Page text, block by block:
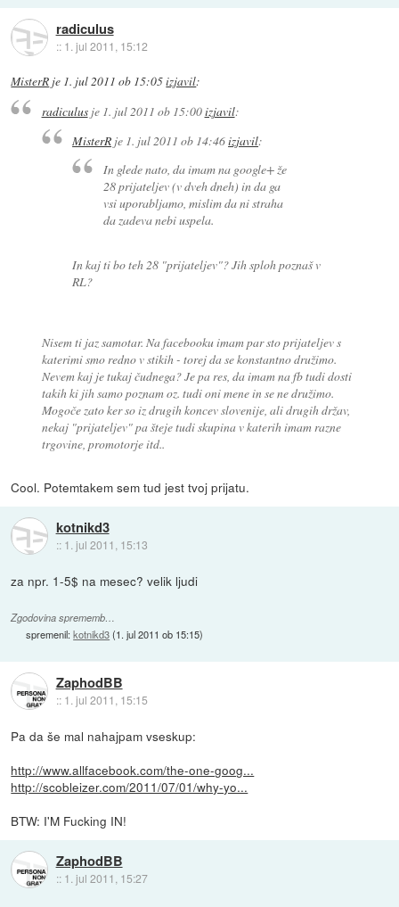
radiculus
:: 1. jul 2011, 15:12
MisterR je 1. jul 2011 ob 15:05izjavil:
radiculusje 1. jul 2011 ob 15:00izjavil:
MisterR je 1. jul 2011 ob 14:46izjavil:
In glede nato, da imam na google+ že
28 prijateljev (v dveh dneh) in da ga
vsi uporabljamo, mislim da ni straha
da zadeva nebi uspela.
In kaj ti bo teh 28 "prijateljev"? Jih sploh poznaš v
RL?
Nisem ti jaz samotar. Na facebooku imam par sto prijateljev s
katerimi smo redno v stikih - torej da se konstantno družimo.
Nevem kaj je tukaj čudnega? Je pa res, da imam na fb tudi dosti
takih ki jih samo poznam oz. tudi oni mene in se ne družimo.
Mogoče zato ker so iz drugih koncev slovenije, ali drugih držav,
nekaj "prijateljev" pa šteje tudi skupina v katerih imam razne
trgovine, promotorje itd..
Cool. Potemtakem sem tud jest tvoj prijatu.
kotnikd3
:: 1. jul 2011, 15:13
za npr. 1-5$ na mesec? velik ljudi
Zgodovina sprememb…
spremenil:kotnikd3(1. jul 2011 ob 15:15)
ZaphodBB
:: 1. jul 2011, 15:15
Pa da še mal nahajpam vseskup:
http://www.allfacebook.com/the-one-goog...
http://scobleizer.com/2011/07/01/why-yo...
BTW: I'M Fucking IN!
ZaphodBB
:: 1. jul 2011, 15:27